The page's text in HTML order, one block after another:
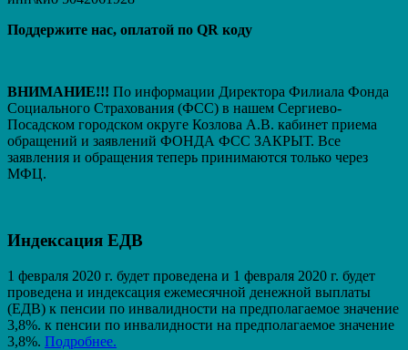
Поддержите нас, оплатой по QR коду
ВНИМАНИЕ!!! По информации Директора Филиала Фонда
Социального Страхования (ФСС) в нашем Сергиево-
Посадском городском округе Козлова А.В. кабинет приема
обращений и заявлений ФОНДА ФСС ЗАКРЫТ. Вcе
заявления и обращения теперь принимаются только через
МФЦ.
Индексация ЕДВ
1 февраля 2020 г. будет проведена и 1 февраля 2020 г. будет
проведена и индексация ежемесячной денежной выплаты
(ЕДВ) к пенсии по инвалидности на предполагаемое значение
3,8%. к пенсии по инвалидности на предполагаемое значение
3,8%. Подробнее.